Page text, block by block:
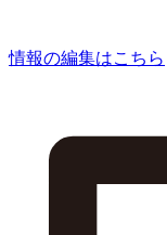
情報の編集はこちら